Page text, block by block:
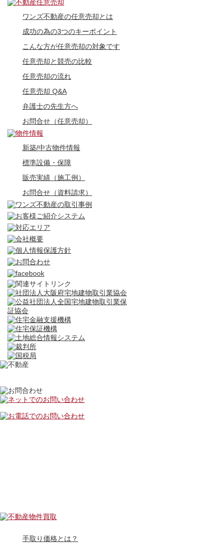
ワンズ不動産の任意売却とは
成功の為の3つのキーポイント
こんな方が任意売却の対象です
任意売却と競売の比較
任意売却の流れ
任意売却 Q&A
弁護士の先生方へ
お問合せ（任意売却）
新築/中古物件情報
標準設備・保障
販売実績（施工例）
お問合せ（資料請求）
手取り価格とは？